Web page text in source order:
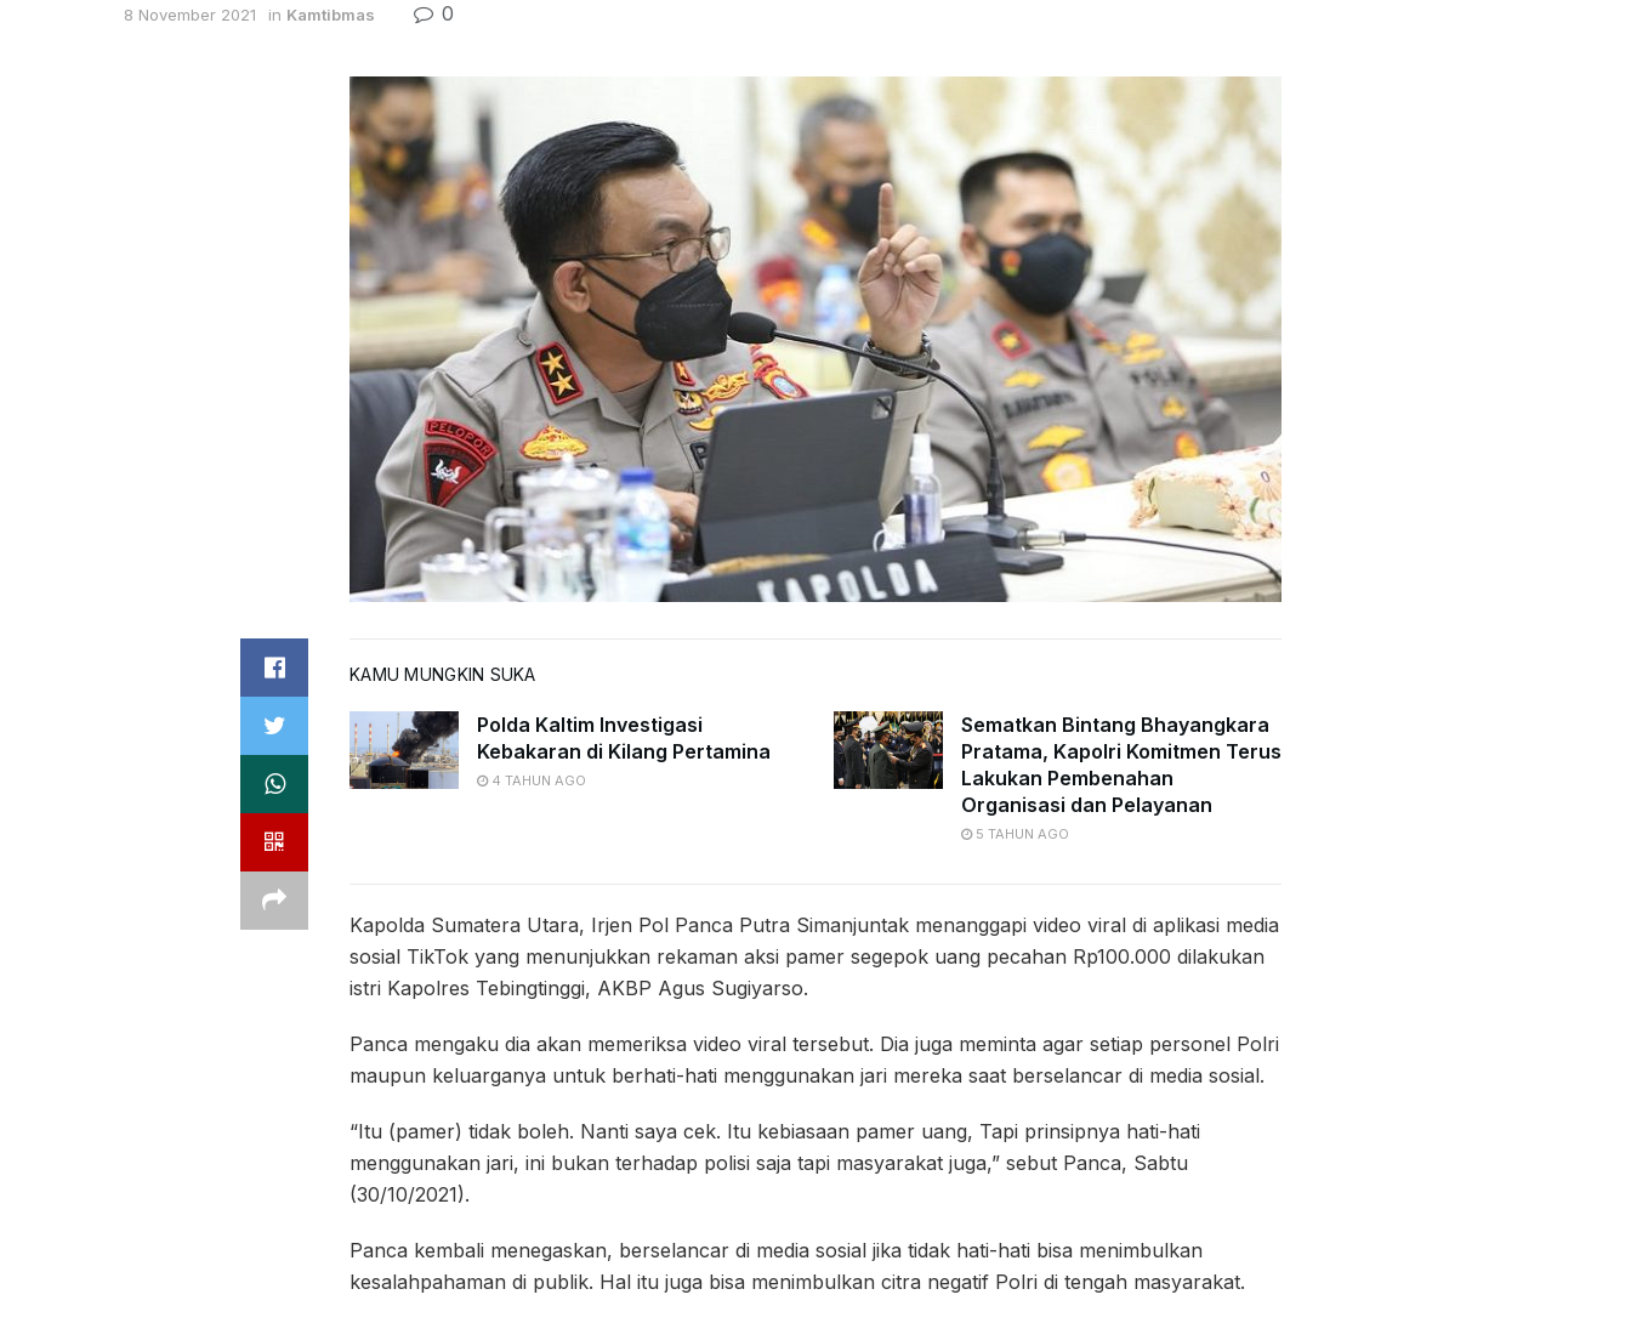
8 November 2021 in Kamtibmas 0
KAMU MUNGKIN SUKA
Polda Kaltim Investigasi
Kebakaran di Kilang Pertamina
4 TAHUN AGO
Sematkan Bintang Bhayangkara
Pratama, Kapolri Komitmen Terus
Lakukan Pembenahan
Organisasi dan Pelayanan
5 TAHUN AGO
Kapolda Sumatera Utara, Irjen Pol Panca Putra Simanjuntak menanggapi video viral di aplikasi media
sosial TikTok yang menunjukkan rekaman aksi pamer segepok uang pecahan Rp100.000 dilakukan
istri Kapolres Tebingtinggi, AKBP Agus Sugiyarso.
Panca mengaku dia akan memeriksa video viral tersebut. Dia juga meminta agar setiap personel Polri
maupun keluarganya untuk berhati-hati menggunakan jari mereka saat berselancar di media sosial.
“Itu (pamer) tidak boleh. Nanti saya cek. Itu kebiasaan pamer uang, Tapi prinsipnya hati-hati
menggunakan jari, ini bukan terhadap polisi saja tapi masyarakat juga,” sebut Panca, Sabtu
(30/10/2021).
Panca kembali menegaskan, berselancar di media sosial jika tidak hati-hati bisa menimbulkan
kesalahpahaman di publik. Hal itu juga bisa menimbulkan citra negatif Polri di tengah masyarakat.